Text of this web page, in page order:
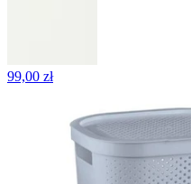
99,00 zł